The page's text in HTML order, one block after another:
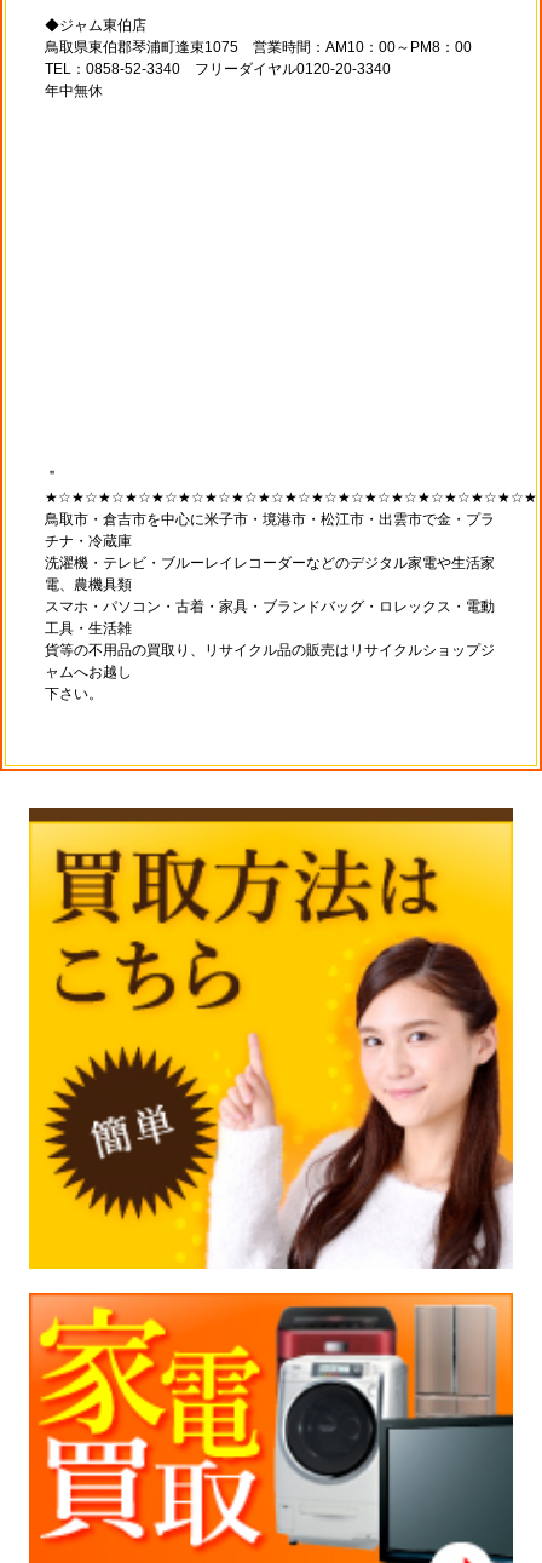
◆ジャム東伯店
鳥取県東伯郡琴浦町逢束1075 営業時間：AM10：00～PM8：00
TEL：0858-52-3340 フリーダイヤル0120-20-3340
年中無休
＂
★☆★☆★☆★☆★☆★☆★☆★☆★☆★☆★☆★☆★☆★☆★☆★☆★☆★☆★
鳥取市・倉吉市を中心に米子市・境港市・松江市・出雲市で金・プラ
チナ・冷蔵庫
洗濯機・テレビ・ブルーレイレコーダーなどのデジタル家電や生活家
電、農機具類
スマホ・パソコン・古着・家具・ブランドバッグ・ロレックス・電動
工具・生活雑
貨等の不用品の買取り、リサイクル品の販売はリサイクルショップジ
ャムへお越し
下さい。